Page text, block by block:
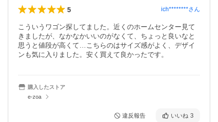
5 ich********さん
こういうワゴン探してました。近くのホームセンター見て
きましたが、なかなかいいのがなくて、ちょっと良いなと
思うと値段が高くて…こちらのはサイズ感がよく、デザイ
ンも気に入りました。安く買えて良かったです。
購入したストア
e-zoa
違反報告 いいね 3